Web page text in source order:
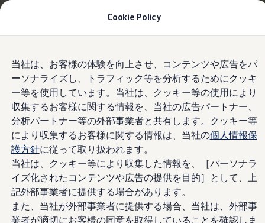
Cookie Policy
当社は、お客様の体験を向上させ、コンテンツや広告をパ
ーソナライズし、トラフィック等を分析するためにクッキ
ー等を使用しています。当社は、クッキー等の使用により
収集するお客様に関する情報を、当社の広告パートナー、
分析パートナー等の外部事業者と共有します。クッキー等
により収集するお客様に関する情報は、当社の個人情報保
護方針に従って取り扱われます。
当社は、クッキー等により収集した情報を、［パーソナラ
イズ化されたコンテンツや広告の提供を目的］として、上
記外部事業者に提供する場合があります。
また、当社が外部事業者に提供する場合、当社は、外部事
業者が適切にお客様の同意を取得していることを確認しま
main
content
to
footer
適用金利2.99% 月々22,200円〜| 9月30日(水)ま
デジタルカタログ
セーフティ マイスター
デジタルカタログ
ID. Buzz
T-Cross
Tiguan
Golf
Golf GTI
Golf R
Golf Variant
Golf R Variant
Passat
ID.4
Polo
Polo GTI
Information
The newID.4は電気自
動車(EV)補助金
"65万円"対象